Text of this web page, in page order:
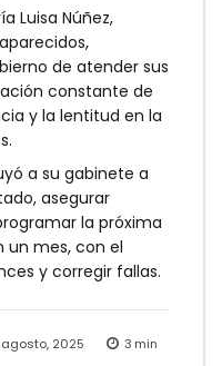
agosto, 2025 3 min
Luisa Núñez,
de atender sus
constante de
y la lentitud en la
a su gabinete a
asegurar
la próxima
un mes, con el
y corregir fallas.